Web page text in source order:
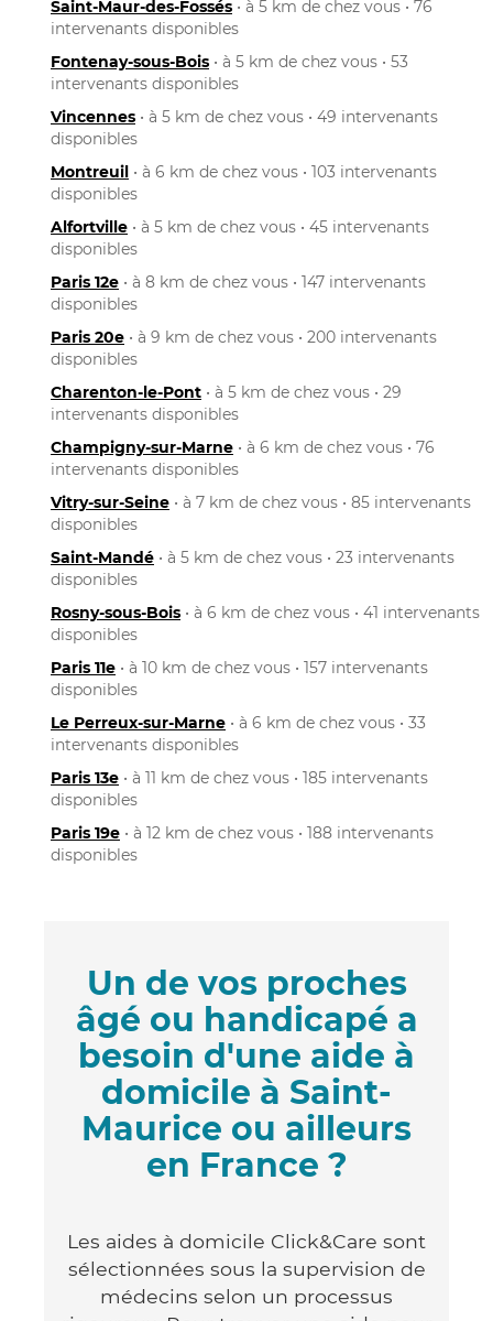
Saint-Maur-des-Fossés • à 5 km de chez vous • 76
intervenants disponibles
Fontenay-sous-Bois • à 5 km de chez vous • 53
intervenants disponibles
Vincennes • à 5 km de chez vous • 49 intervenants
disponibles
Montreuil • à 6 km de chez vous • 103 intervenants
disponibles
Alfortville • à 5 km de chez vous • 45 intervenants
disponibles
Paris 12e • à 8 km de chez vous • 147 intervenants
disponibles
Paris 20e • à 9 km de chez vous • 200 intervenants
disponibles
Charenton-le-Pont • à 5 km de chez vous • 29
intervenants disponibles
Champigny-sur-Marne • à 6 km de chez vous • 76
intervenants disponibles
Vitry-sur-Seine • à 7 km de chez vous • 85 intervenants
disponibles
Saint-Mandé • à 5 km de chez vous • 23 intervenants
disponibles
Rosny-sous-Bois • à 6 km de chez vous • 41 intervenants
disponibles
Paris 11e • à 10 km de chez vous • 157 intervenants
disponibles
Le Perreux-sur-Marne • à 6 km de chez vous • 33
intervenants disponibles
Paris 13e • à 11 km de chez vous • 185 intervenants
disponibles
Paris 19e • à 12 km de chez vous • 188 intervenants
disponibles
Un de vos proches
âgé ou handicapé a
besoin d'une aide à
domicile à Saint-
Maurice ou ailleurs
en France ?
Les aides à domicile Click&Care sont
sélectionnées sous la supervision de
médecins selon un processus